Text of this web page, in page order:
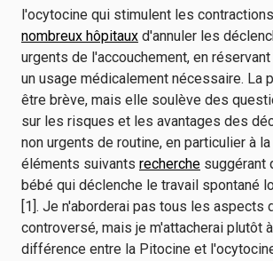
l'ocytocine qui stimulent les
nombreux hôpitaux d'annuler les
urgents de l'accouchement, en
un usage médicalement nécessaire. La
être brève, mais elle soulève des
sur les risques et les avantages des
non urgents de routine, en particulier à
éléments suivants recherche suggérant
bébé qui déclenche le travail spontané
[1]. Je n'aborderai pas tous les aspects
controversé, mais je m'attacherai plutôt
différence entre la Pitocine et